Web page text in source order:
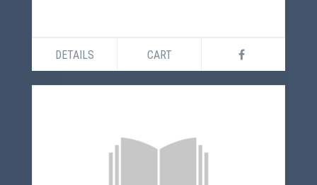
DETAILS CART